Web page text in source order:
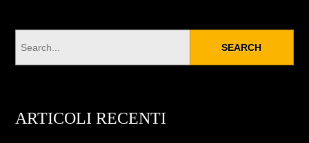
ARTICOLI RECENTI